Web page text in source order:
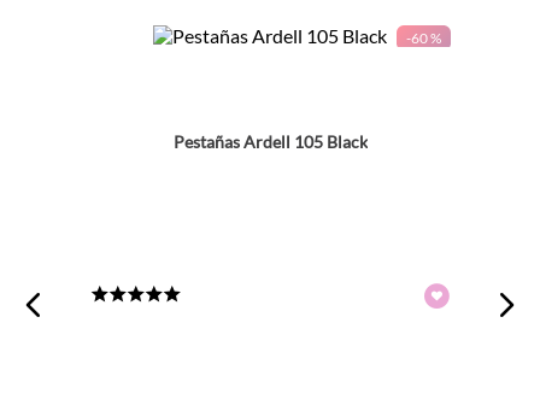
-60 %
Pestañas Ardell 105 Black